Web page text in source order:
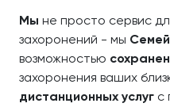
Мы не просто сервис
захоронений - мы
возможностью
захоронения ваших
дистанционных услуг с